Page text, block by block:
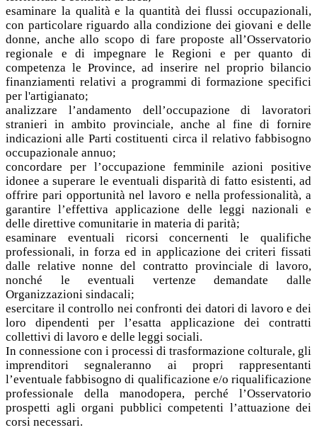
esaminare la qualità e la quantità dei flussi occupazionali,
con particolare riguardo alla condizione dei giovani e delle
donne, anche allo scopo di fare proposte all’Osservatorio
regionale e di impegnare le Regioni e per quanto di
competenza le Province, ad inserire nel proprio bilancio
finanziamenti relativi a programmi di formazione specifici
per l'artigianato;
analizzare l’andamento dell’occupazione di lavoratori
stranieri in ambito provinciale, anche al fine di fornire
indicazioni alle Parti costituenti circa il relativo fabbisogno
occupazionale annuo;
concordare per l’occupazione femminile azioni positive
idonee a superare le eventuali disparità di fatto esistenti, ad
offrire pari opportunità nel lavoro e nella professionalità, a
garantire l’effettiva applicazione delle leggi nazionali e
delle direttive comunitarie in materia di parità;
esaminare eventuali ricorsi concernenti le qualifiche
professionali, in forza ed in applicazione dei criteri fissati
dalle relative nonne del contratto provinciale di lavoro,
nonché le eventuali vertenze demandate dalle
Organizzazioni sindacali;
esercitare il controllo nei confronti dei datori di lavoro e dei
loro dipendenti per l’esatta applicazione dei contratti
collettivi di lavoro e delle leggi sociali.
In connessione con i processi di trasformazione colturale, gli
imprenditori segnaleranno ai propri rappresentanti
l’eventuale fabbisogno di qualificazione e/o riqualificazione
professionale della manodopera, perché l’Osservatorio
prospetti agli organi pubblici competenti l’attuazione dei
corsi necessari.